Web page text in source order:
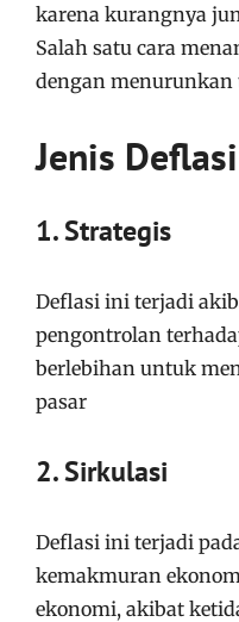
karena kurangnya
Salah satu cara
dengan
Jenis Deflasi
1. Strategis
Deflasi ini terjadi
pengontrolan
berlebihan untuk
pasar
2. Sirkulasi
Deflasi ini terjadi
kemakmuran
ekonomi, akibat